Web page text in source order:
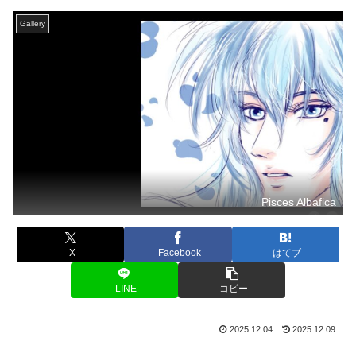
Gallery
Pisces Albafica
X Facebook はてブ
LINE コピー
2025.12.04 2025.12.09